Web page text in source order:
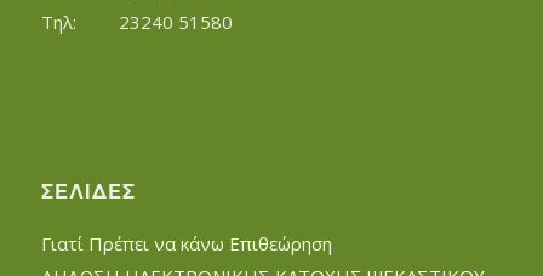
Τηλ:		23240 51580
ΣΕΛΊΔΕΣ
Γιατί Πρέπει να κάνω Επιθεώρηση